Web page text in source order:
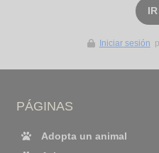
Iniciar sesión
PÁGINAS
Adopta un animal